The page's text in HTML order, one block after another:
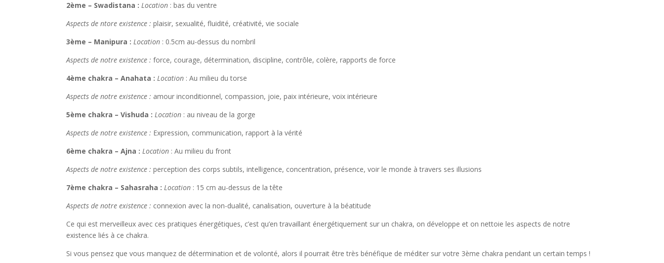
2ème – Swadistana :Location : bas du ventre
Aspects de ntore existence :plaisir, sexualité, fluidité, créativité, vie sociale
3ème – Manipura :Location : 0.5cm au-dessus du nombril
Aspects de notre existence : force, courage, détermination, discipline, contrôle, colère, rapports de force
4ème chakra – Anahata :Location : Au milieu du torse
Aspects de notre existence : amour inconditionnel, compassion, joie, paix intérieure, voix intérieure
5ème chakra – Vishuda :Location : au niveau de la gorge
Aspects de notre existence : Expression, communication, rapport à la vérité
6ème chakra – Ajna : Location : Au milieu du front
Aspects de notre existence :perception des corps subtils, intelligence, concentration, présence, voir le monde à travers ses illusions
7ème chakra – Sahasraha :Location : 15 cm au-dessus de la tête
Aspects de notre existence : connexion avec la non-dualité, canalisation, ouverture à la béatitude
Ce qui est merveilleux avec ces pratiques énergétiques, c’est qu’en travaillant énergétiquement sur un chakra, on développe et on nettoie les aspects de notre
existence liés à ce chakra.
Si vous pensez que vous manquez de détermination et de volonté, alors il pourrait être très bénéfique de méditer sur votre 3ème chakra pendant un certain temps !